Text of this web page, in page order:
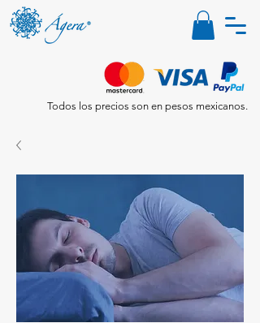
Todos los precios son en pesos mexicanos.